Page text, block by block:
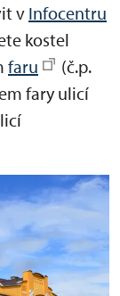
v Infocentru
kostel
faru
(č.p.
fary ulicí